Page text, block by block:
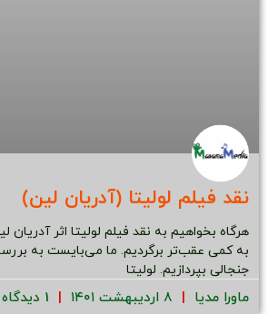
نقد فیلم لولیتا (آدریان لین)
هرگاه بخواهیم به نقد فیلم لولیتا اثر
به کمی عقب‌تر برگردیم. ما می‌بایست به
جنجالی بپردازیم. لولیتا
ماورا مدیا